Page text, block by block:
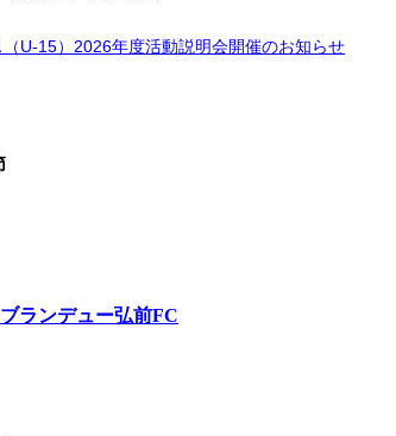
U-15）2026年度活動説明会開催のお知らせ
ランデュー弘前FC